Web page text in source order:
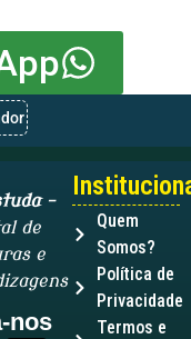
–
de
e
nos
Quem
Somos?
Política de
Privacidade
Termos e